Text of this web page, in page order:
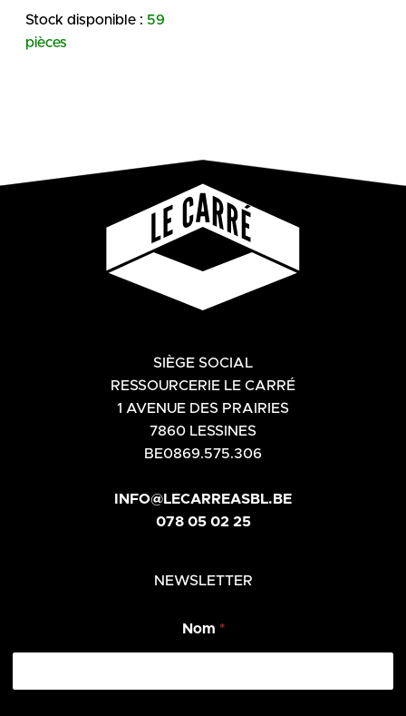
Stock disponible : 59
pièces
SIÈGE SOCIAL
RESSOURCERIE LE CARRÉ
1 AVENUE DES PRAIRIES
7860 LESSINES
BE0869.575.306
INFO@LECARREASBL.BE
078 05 02 25
NEWSLETTER
Nom *